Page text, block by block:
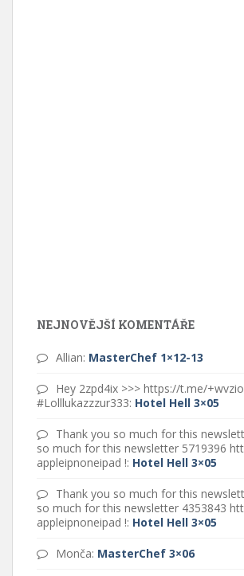
NEJNOVĚJŠÍ KOMENTÁŘE
Allian: MasterChef 1×12-13
Hey 2zpd4ix >>> https://t.me/
#Lolllukazzzur333: Hotel Hell 3×05
Thank you so much for this
so much for this newsletter 5719396
appleipnoneipad !: Hotel Hell 3×05
Thank you so much for this
so much for this newsletter 4353843
appleipnoneipad !: Hotel Hell 3×05
Monča: MasterChef 3×06